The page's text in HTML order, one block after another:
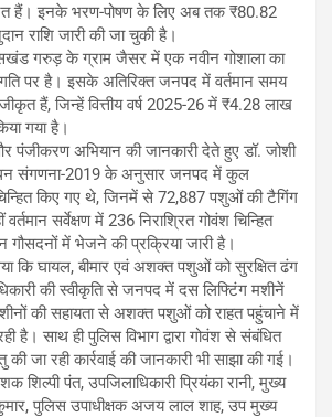
हैं। इनके भरण-पोषण के लिए अब तक ₹80.82
राशि जारी की जा चुकी है।
गरुड़ के ग्राम जैसर में एक नवीन गोशाला का
पर है। इसके अतिरिक्त जनपद में वर्तमान समय
हैं, जिन्हें वित्तीय वर्ष 2025-26 में ₹4.28 लाख
गया है।
पंजीकरण अभियान की जानकारी देते हुए डॉ. जोशी
संगणना-2019 के अनुसार जनपद में कुल
किए गए थे, जिनमें से 72,887 पशुओं की टैगिंग
सर्वेक्षण में 236 निराश्रित गोवंश चिन्हित
गौसदनों में भेजने की प्रक्रिया जारी है।
कि घायल, बीमार एवं अशक्त पशुओं को सुरक्षित ढंग
की स्वीकृति से जनपद में दस लिफ्टिंग मशीनें
की सहायता से अशक्त पशुओं को राहत पहुंचाने में
है। साथ ही पुलिस विभाग द्वारा गोवंश से संबंधित
जा रही कार्रवाई की जानकारी भी साझा की गई।
शिल्पी पंत, उपजिलाधिकारी प्रियंका रानी, मुख्य
कुमार, पुलिस उपाधीक्षक अजय लाल शाह, उप मुख्य